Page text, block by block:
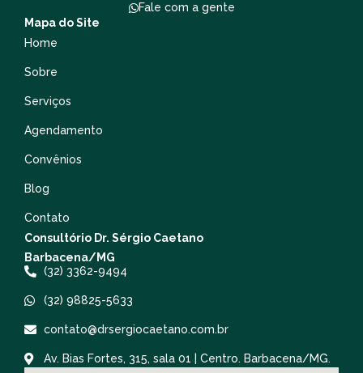
Fale com a gente
Mapa do Site
Home
Sobre
Serviços
Agendamento
Convênios
Blog
Contato
Consultório Dr. Sérgio Caetano
Barbacena/MG
(32) 3362-9494
(32) 98825-5633
contato@drsergiocaetano.com.br
Av. Bias Fortes, 315, sala 01 | Centro. Barbacena/MG.